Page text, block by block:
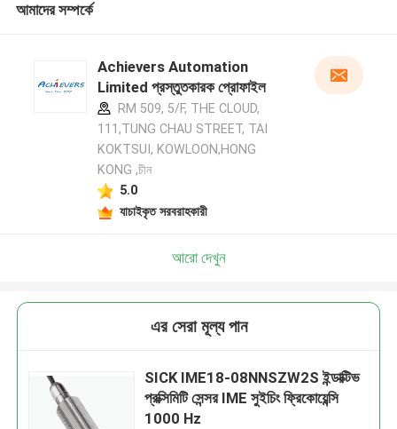
আমাদের সম্পর্কে
Achievers Automation
Limited প্রস্তুতকারক প্রোফাইল
RM 509, 5/F, THE CLOUD,
111,TUNG CHAU STREET, TAI
KOKTSUI, KOWLOON,HONG
KONG ,চীন
5.0
যাচাইকৃত সরবরাহকারী
আরো দেখুন
এর সেরা মূল্য পান
SICK IME18-08NNSZW2S ইন্ডাক্টিভ
প্রক্সিমিটি সেন্সর IME সুইচিং ফ্রিকোয়েন্সি
1000 Hz